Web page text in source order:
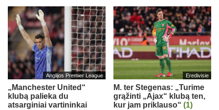
Anglijos Premier League
„Manchester United“
klubą palieka du
atsarginiai vartininkai
Eredivisie
M. ter Stegenas: „Turime
grąžinti „Ajax“ klubą ten,
kur jam priklauso“ (1)